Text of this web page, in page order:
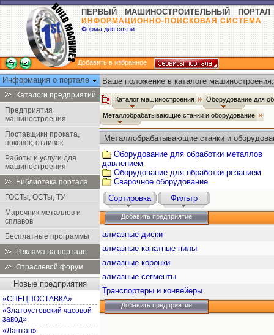
ПЕРВЫЙ МАШИНОСТРОИТЕЛЬНЫЙ ПОРТАЛ
ИНФОРМАЦИОННО-ПОИСКОВАЯ СИСТЕМА
Форма для связи
Добавить в избранное
Информация о портале
Каталоги предприятий
Предприятия
машиностроения
Поставщики проката,
поковок, отливок
Работы и услуги для
машиностроения
Библиотека портала
ГОСТы, ОСТы, ТУ
Марочник металлов и
сплавов
Бесплатные программы
Реклама на портале
Отраслевой форум
Новые предприятия
«СПЕЦПОСТАВКА»
«Златоустовский часовой
завод»
«Лантан»
Ваше положение в каталоге машиностроения:
Каталог машиностроения Оборудование для
Металлобрабатывающие станки и оборудование
Металлобрабатывающие станки и
Оборудование для обработки металлов
давлением
Оборудование для обработки резанием
Сварочное оборудование
Сортировка
Фильтр
Добавить предприятие
алмазные диски
алмазные канатные пилы
алмазные коронки
алмазные сегменты
Транспортеры и конвейеры
Добавить предприятие